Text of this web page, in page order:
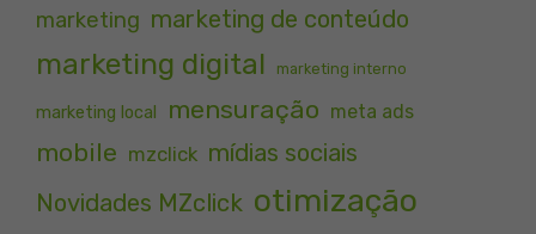
marketing marketing de conteúdo
marketing digital marketing interno
marketing local mensuração meta ads
mobile mzclick mídias sociais
Novidades MZclick otimização